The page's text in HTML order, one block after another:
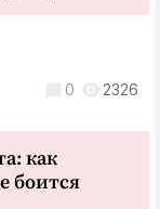
0 2326
как
боится